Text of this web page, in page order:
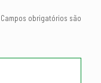
Campos obrigatórios são